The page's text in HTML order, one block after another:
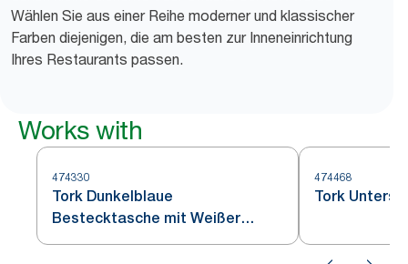
Wählen Sie aus einer Reihe moderner und klassischer
Farben diejenigen, die am besten zur Inneneinrichtung
Ihres Restaurants passen.
Works with
474330
Tork Dunkelblaue
Bestecktasche mit Weißer
474468
Tork